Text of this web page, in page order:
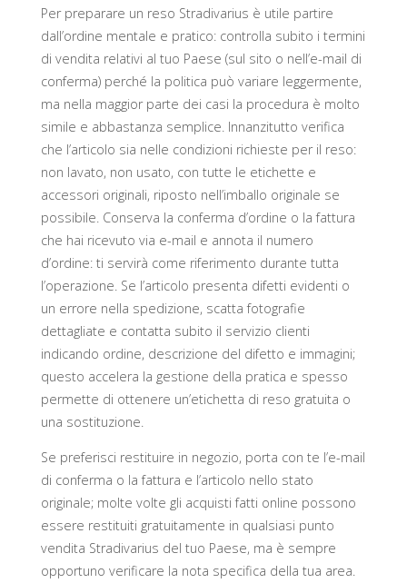
Per preparare un reso Stradivarius è utile partire
dall’ordine mentale e pratico: controlla subito i termini
di vendita relativi al tuo Paese (sul sito o nell’e-mail di
conferma) perché la politica può variare leggermente,
ma nella maggior parte dei casi la procedura è molto
simile e abbastanza semplice. Innanzitutto verifica
che l’articolo sia nelle condizioni richieste per il reso:
non lavato, non usato, con tutte le etichette e
accessori originali, riposto nell’imballo originale se
possibile. Conserva la conferma d’ordine o la fattura
che hai ricevuto via e-mail e annota il numero
d’ordine: ti servirà come riferimento durante tutta
l’operazione. Se l’articolo presenta difetti evidenti o
un errore nella spedizione, scatta fotografie
dettagliate e contatta subito il servizio clienti
indicando ordine, descrizione del difetto e immagini;
questo accelera la gestione della pratica e spesso
permette di ottenere un’etichetta di reso gratuita o
una sostituzione.
Se preferisci restituire in negozio, porta con te l’e-mail
di conferma o la fattura e l’articolo nello stato
originale; molte volte gli acquisti fatti online possono
essere restituiti gratuitamente in qualsiasi punto
vendita Stradivarius del tuo Paese, ma è sempre
opportuno verificare la nota specifica della tua area.